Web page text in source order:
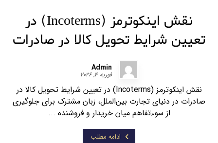
نقش اینکوترمز (Incoterms) در
تعیین شرایط تحویل کالا در صادرات
Admin
فوریه ۴, ۲۰۲۶
نقش اینکوترمز (Incoterms) در تعیین شرایط تحویل کالا در
صادرات در دنیای تجارت بین‌الملل، زبان مشترک برای جلوگیری
از سوءتفاهم میان خریدار و فروشنده ...
ادامه مطلب